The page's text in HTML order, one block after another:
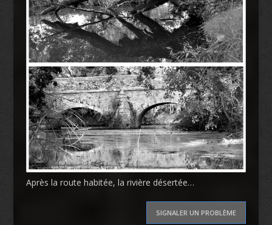
Après la route habitée, la rivière désertée…
SIGNALER UN PROBLÈME